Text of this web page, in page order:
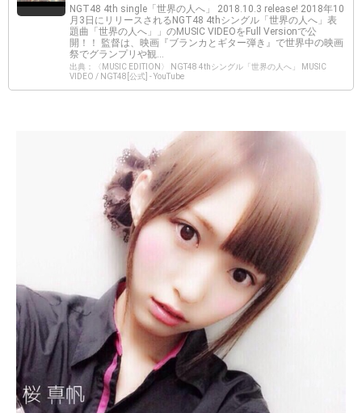
NGT48 4th single「世界の人へ」 2018.10.3 release! 2018年10
月3日にリリースされるNGT48 4thシングル「世界の人へ」表
題曲「世界の人へ」」のMUSIC VIDEOをFull Versionで公
開！！ 監督は、映画『ブランカとギター弾き』で世界中の映画
祭でグランプリや観...
出典：〈MUSIC EDITION〉 NGT48 4thシングル「世界の人へ」 MUSIC
VIDEO / NGT48[公式] - YouTube